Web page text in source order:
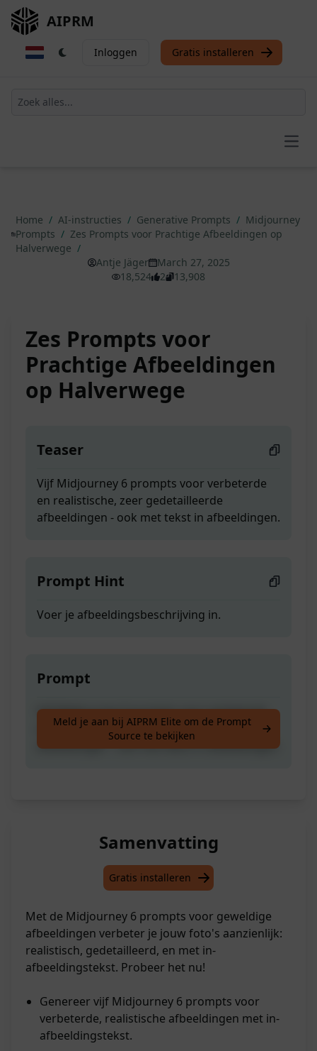
AIPRM
Inloggen Gratis installeren
Home / AI-instructies / Generative Prompts / Midjourney
Prompts / Zes Prompts voor Prachtige Afbeeldingen op
Halverwege /
Antje Jäger
March 27, 2025
18,524
2 13,908
Zes Prompts voor
Prachtige Afbeeldingen
op Halverwege
Teaser
Vijf Midjourney 6 prompts voor verbeterde
en realistische, zeer gedetailleerde
afbeeldingen - ook met tekst in afbeeldingen.
Prompt Hint
Voer je afbeeldingsbeschrijving in.
Prompt
Vijf Midjourney 6 prompts voor verbeterde
en realistische, zeer gedetailleerde
afbeeldingen - ook met tekst in afbeeldingen.
Meld je aan bij AIPRM Elite om de Prompt
Source te bekijken
Samenvatting
Gratis installeren
Met de Midjourney 6 prompts voor geweldige
afbeeldingen verbeter je jouw foto's aanzienlijk:
realistisch, gedetailleerd, en met in-
afbeeldingstekst. Probeer het nu!
Genereer vijf Midjourney 6 prompts voor
verbeterde, realistische afbeeldingen met in-
afbeeldingstekst.